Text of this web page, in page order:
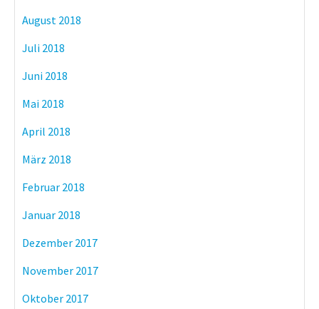
August 2018
Juli 2018
Juni 2018
Mai 2018
April 2018
März 2018
Februar 2018
Januar 2018
Dezember 2017
November 2017
Oktober 2017